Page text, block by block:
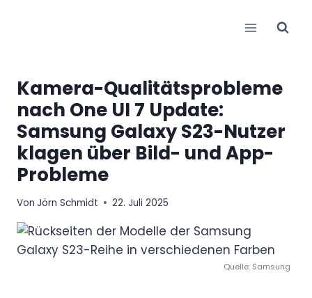
Kamera-Qualitätsprobleme
nach One UI 7 Update:
Samsung Galaxy S23-Nutzer
klagen über Bild- und App-
Probleme
Von Jörn Schmidt 22. Juli 2025
Quelle: Samsung